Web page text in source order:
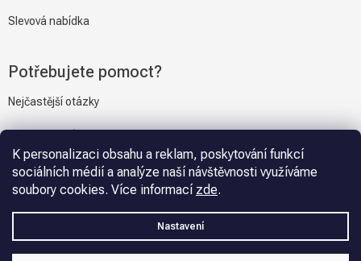
K personalizaci obsahu a reklam, poskytování funkcí
sociálních médií a analýze naší návštěvnosti využíváme
soubory cookies. Více informací zde.
Nastavení
Slevová nabídka
Potřebujete pomoct?
Nejčastější otázky
Napiště nám
Copyright 2026Gravmat.cz. Všechna práva vyhrazena.Upravit